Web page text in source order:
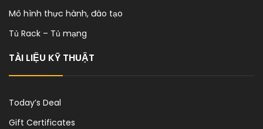
Mô hình thực hành, đào tạo
Tủ Rack – Tủ mạng
TÀI LIỆU KỸ THUẬT
Today’s Deal
Gift Certificates